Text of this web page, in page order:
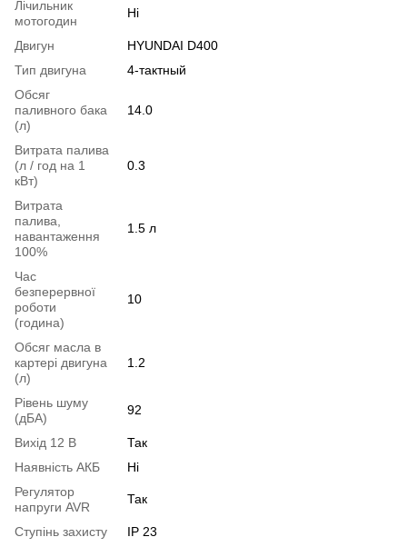
Лічильник
мотогодин
Ні
Двигун
HYUNDAI D400
Тип двигуна
4-тактный
Обсяг
паливного бака
(л)
14.0
Витрата палива
(л / год на 1
кВт)
0.3
Витрата
палива,
навантаження
100%
1.5 л
Час
безперервної
роботи
(година)
10
Обсяг масла в
картері двигуна
(л)
1.2
Рівень шуму
(дБА)
92
Вихід 12 В
Так
Наявність АКБ
Ні
Регулятор
напруги AVR
Так
Ступінь захисту
IP 23